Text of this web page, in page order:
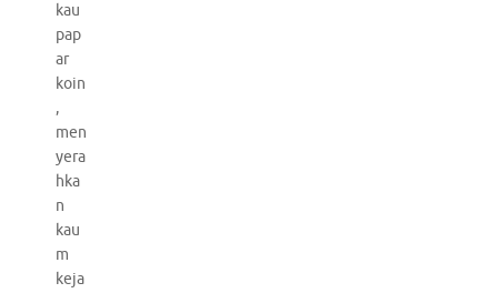
kau
pap
ar
koin
,
men
yera
hka
n
kau
m
keja